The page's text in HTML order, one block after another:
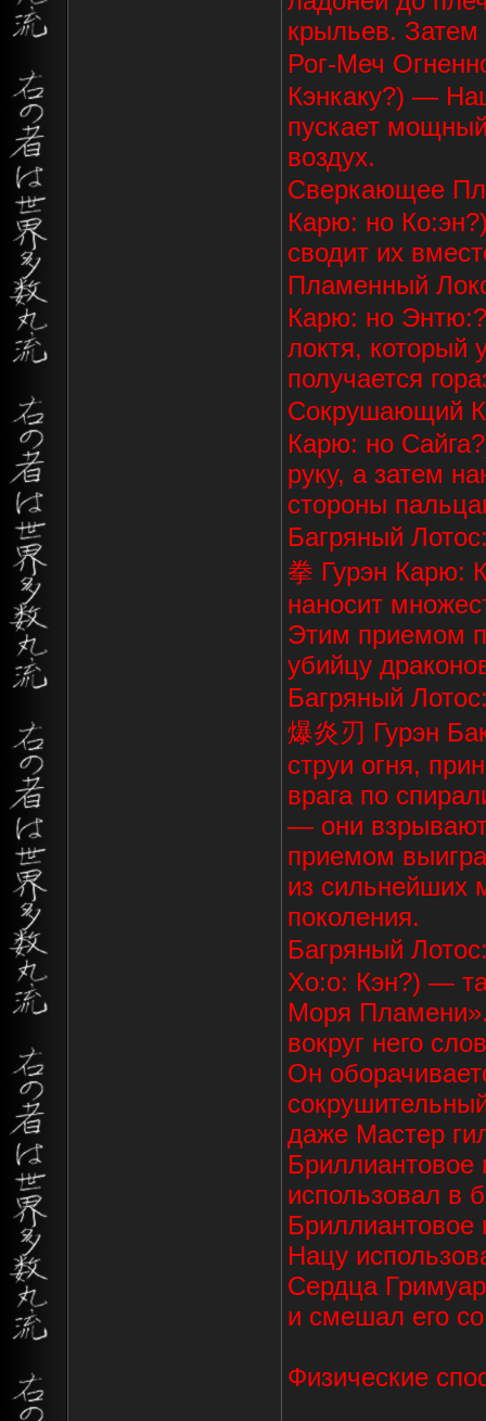
крыльев.
Рог-Меч
Кэнкаку?) —
пускает
воздух.
Сверкающее
Карю: но
сводит их
Пламенный
Карю: но
локтя, который
получается
Сокрушающий
Карю: но
руку, а затем
стороны
Багряный
拳 Гурэн Карю:
наносит
Этим приемом
убийцу
Багряный
爆炎刃 Гурэн
струи огня,
врага по
— они
приемом
из сильнейших
поколения.
Багряный
Хо:о: Кэн?) —
Моря
вокруг него
Он
даже Мастер
Бриллиантовое
использовал в
Бриллиантовое
Нацу
Сердца
и смешал его
Физические